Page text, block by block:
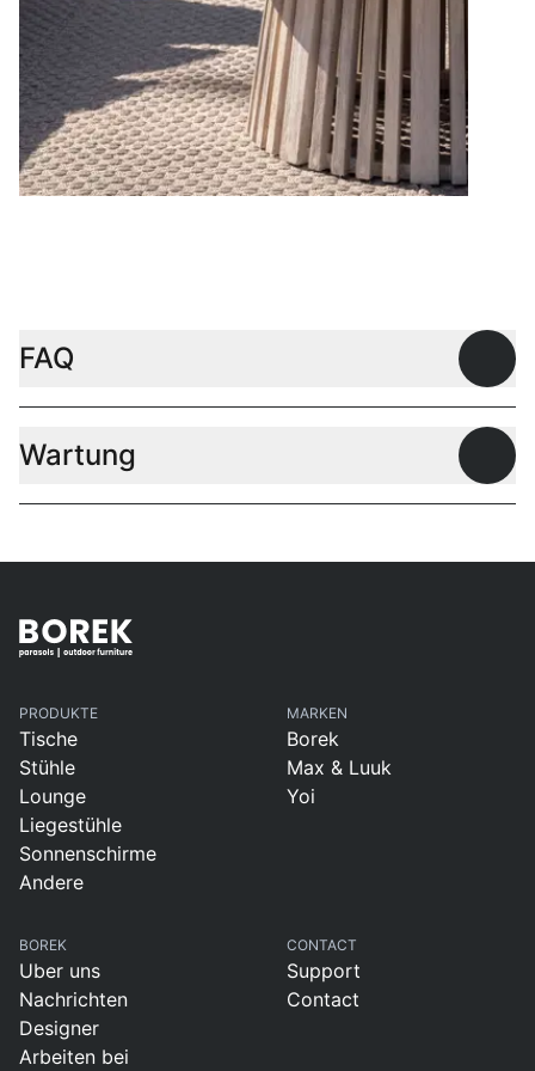
FAQ
Wartung
PRODUKTE
Tische
Stühle
Lounge
Liegestühle
Sonnenschirme
Andere
MARKEN
Borek
Max & Luuk
Yoi
BOREK
Uber uns
Nachrichten
Designer
Arbeiten bei
CONTACT
Support
Contact